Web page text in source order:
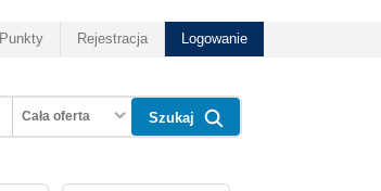
Punkty Rejestracja Logowanie
Cała oferta Szukaj